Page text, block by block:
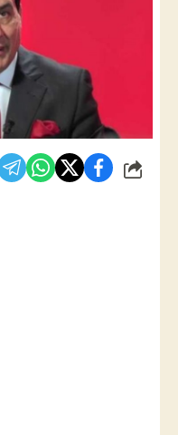
شارك